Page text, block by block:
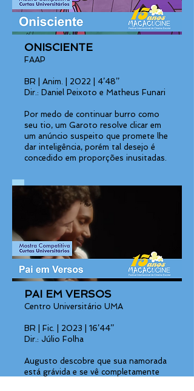
ONISCIENTE
FAAP
BR | Anim. | 2022 | 4’48’’
Dir.: Daniel Peixoto e Matheus Funari
Por medo de continuar burro como
seu tio, um Garoto resolve clicar em
um anúncio suspeito que promete lhe
dar inteligência, porém tal desejo é
concedido em proporções inusitadas.
PAI EM VERSOS
Centro Universitário UMA
BR | Fic. | 2023 | 16’44’’
Dir.: Júlio Folha
Augusto descobre que sua namorada
está grávida e se vê completamente